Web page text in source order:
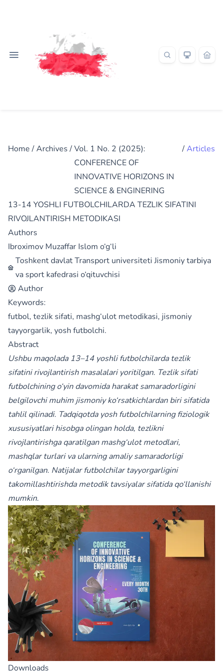
Home /Archives /Vol. 1 No. 2 (2025):
CONFERENCE OF
INNOVATIVE HORIZONS IN
SCIENCE & ENGINERING
/Articles
13-14 YOSHLI FUTBOLCHILARDA TEZLIK SIFATINI
RIVOJLANTIRISH METODIKASI
Authors
Ibroximov Muzaffar Islom o‘g‘li
Toshkent davlat Transport universiteti Jismoniy tarbiya
va sport kafedrasi o‘qituvchisi
Author
Keywords:
futbol, tezlik sifati, mashg‘ulot metodikasi, jismoniy
tayyorgarlik, yosh futbolchi.
Abstract
Ushbu maqolada 13–14 yoshli futbolchilarda tezlik
sifatini rivojlantirish masalalari yoritilgan. Tezlik sifati
futbolchining o‘yin davomida harakat samaradorligini
belgilovchi muhim jismoniy ko‘rsatkichlardan biri sifatida
tahlil qilinadi. Tadqiqotda yosh futbolchilarning fiziologik
xususiyatlari hisobga olingan holda, tezlikni
rivojlantirishga qaratilgan mashg‘ulot metodlari,
mashqlar turlari va ularning amaliy samaradorligi
o‘rganilgan. Natijalar futbolchilar tayyorgarligini
takomillashtirishda metodik tavsiyalar sifatida qo‘llanishi
mumkin.
Downloads